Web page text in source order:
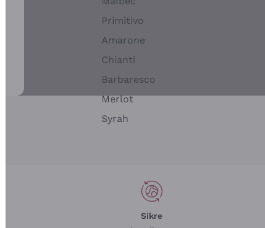
Primitivo
Amarone
Chianti
Barbaresco
Merlot
Syrah
Sikre